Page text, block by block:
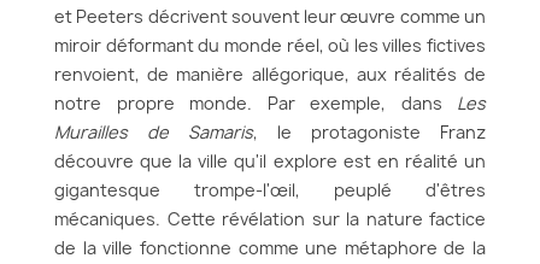
et Peeters décrivent souvent leur œuvre comme un
miroir déformant du monde réel, où les villes fictives
renvoient, de manière allégorique, aux réalités de
notre propre monde. Par exemple, dans Les
Murailles de Samaris, le protagoniste Franz
découvre que la ville qu'il explore est en réalité un
gigantesque trompe-l'œil, peuplé d'êtres
mécaniques. Cette révélation sur la nature factice
de la ville fonctionne comme une métaphore de la